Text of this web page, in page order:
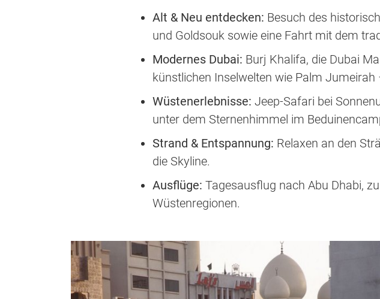
Alt & Neu entdecken: Besuch des
und Goldsouk sowie eine Fahrt mit dem
Modernes Dubai: Burj Khalifa, die Dubai
künstlichen Inselwelten wie Palm
Wüstenerlebnisse: Jeep-Safari bei
unter dem Sternenhimmel im
Strand & Entspannung: Relaxen an den
die Skyline.
Ausflüge: Tagesausflug nach Abu Dhabi,
Wüstenregionen.